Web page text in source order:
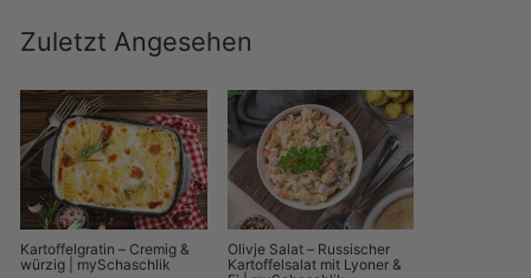
Zuletzt Angesehen
Kartoffelgratin – Cremig &
würzig | mySchaschlik
Olivje Salat – Russischer
Kartoffelsalat mit Lyoner &